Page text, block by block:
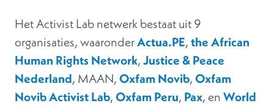
Het Activist Lab netwerk bestaat uit 9
organisaties, waaronderActua.PE,the African
Human Rights Network,Justice & Peace
Nederland, MAAN,Oxfam Novib,Oxfam
Novib Activist Lab,Oxfam Peru, Pax, enWorld